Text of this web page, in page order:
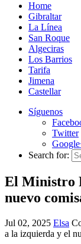
Home
Gibraltar
La Línea
San Roque
Algeciras
Los Barrios
Tarifa
Jimena
Castellar
Síguenos
Twitter
Search for:
El Ministro
nuevo
Jul 02, 2025 Elsa
a la izquierda y el